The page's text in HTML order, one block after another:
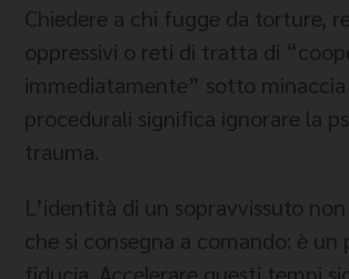
Chiedere a chi fugge da torture,
oppressivi o reti di tratta di
immediatamente” sotto minaccia
procedurali significa ignorare la
trauma.
L’identità di un sopravvissuto
che si consegna a comando: è un